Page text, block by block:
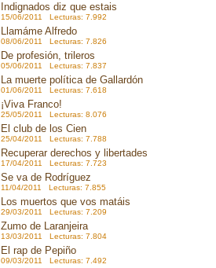
Indignados diz que estais
15/06/2011 Lecturas: 7.992
Llamáme Alfredo
08/06/2011 Lecturas: 7.826
De profesión, trileros
05/06/2011 Lecturas: 7.837
La muerte política de Gallardón
01/06/2011 Lecturas: 7.618
¡Viva Franco!
25/05/2011 Lecturas: 8.076
El club de los Cien
25/04/2011 Lecturas: 7.788
Recuperar derechos y libertades
17/04/2011 Lecturas: 7.723
Se va de Rodríguez
11/04/2011 Lecturas: 7.855
Los muertos que vos matáis
29/03/2011 Lecturas: 7.209
Zumo de Laranjeira
13/03/2011 Lecturas: 7.804
El rap de Pepiño
09/03/2011 Lecturas: 7.492